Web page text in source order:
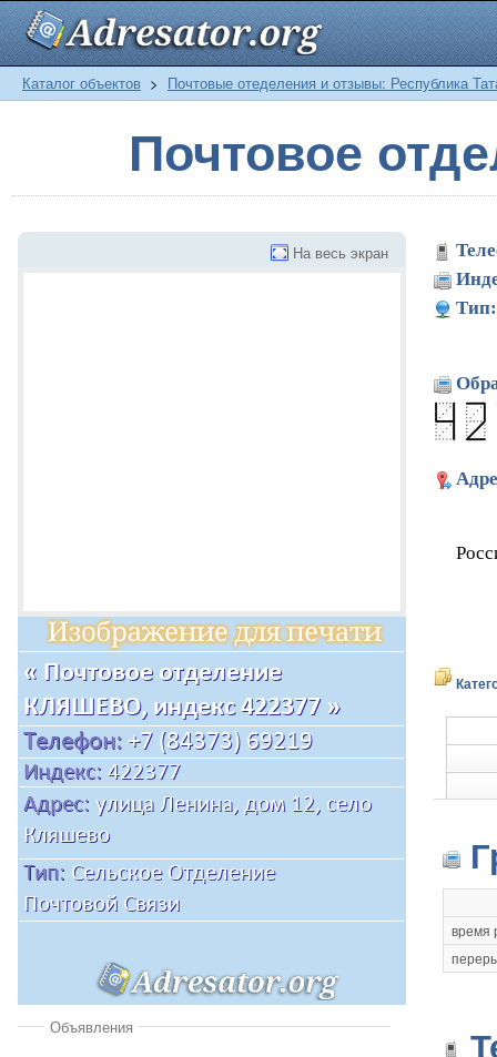
Каталог объектов > Почтовые отеделения и отзывы: Республика
Почтовое
На весь экран
Объявления
Тип:
время